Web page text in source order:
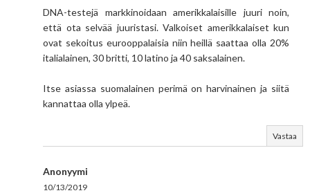
DNA-testejä markkinoidaan amerikkalaisille juuri noin,
että ota selvää juuristasi. Valkoiset amerikkalaiset kun
ovat sekoitus eurooppalaisia niin heillä saattaa olla 20%
italialainen, 30 britti, 10 latino ja 40 saksalainen.
Itse asiassa suomalainen perimä on harvinainen ja siitä
kannattaa olla ylpeä.
Vastaa
Anonyymi
10/13/2019